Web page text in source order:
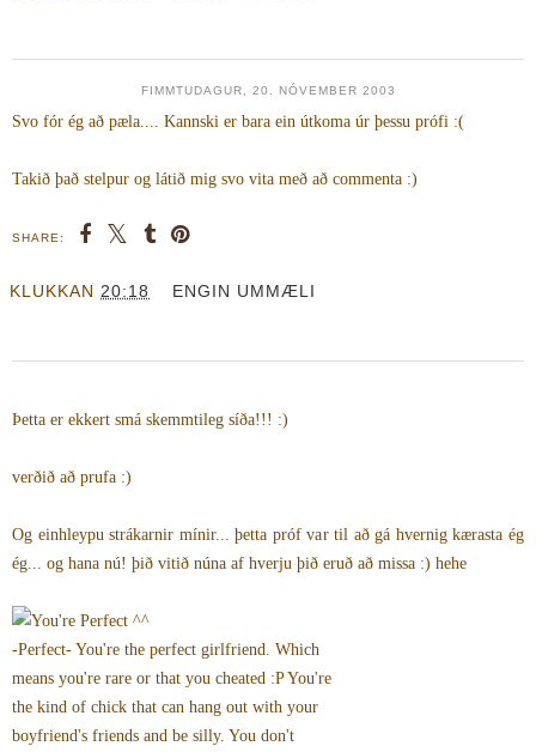
FIMMTUDAGUR, 20. NÓVEMBER 2003
Svo fór ég að pæla.... Kannski er bara ein útkoma úr þessu prófi :(
Takið það stelpur og látið mig svo vita með að commenta :)
SHARE:
KLUKKAN 20:18 ENGIN UMMÆLI
Þetta er ekkert smá skemmtileg síða!!! :)
verðið að prufa :)
Og einhleypu strákarnir mínir... þetta próf var til að gá hvernig kærasta ég
ég... og hana nú! þið vitið núna af hverju þið eruð að missa :) hehe
-Perfect- You're the perfect girlfriend. Which
means you're rare or that you cheated :P You're
the kind of chick that can hang out with your
boyfriend's friends and be silly. You don't